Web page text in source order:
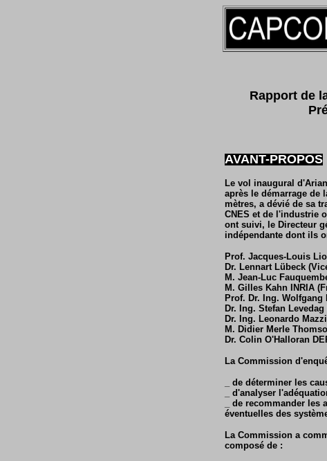
Rapport de
AVANT-PROPOS
Le vol inaugural
après le démarrage de
mètres, a dévié de sa
CNES et de l'industrie
ont suivi, le Directeur
indépendante dont ils
Prof. Jacques-Louis
Dr. Lennart Lübeck
M. Jean-Luc
M. Gilles Kahn INRIA
Prof. Dr. Ing.
Dr. Ing. Stefan
Dr. Ing. Leonardo
M. Didier Merle
Dr. Colin O'Halloran
La Commission
_ de déterminer les
_ d'analyser
_ de recommander
éventuelles des
La Commission a
composé de :